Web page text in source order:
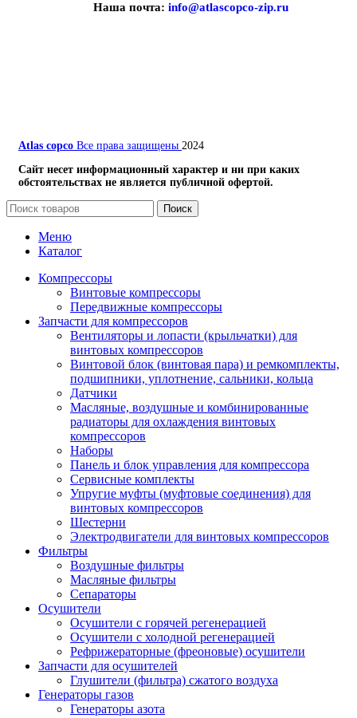
Наша почта: info@atlascopco-zip.ru
Atlas copco Все права защищены 2024
Сайт несет информационный характер и ни при каких
обстоятельствах не является публичной офертой.
Поиск
Меню
Каталог
Компрессоры
Винтовые компрессоры
Передвижные компрессоры
Запчасти для компрессоров
Вентиляторы и лопасти (крыльчатки) для
винтовых компрессоров
Винтовой блок (винтовая пара) и ремкомплекты,
подшипники, уплотнение, сальники, кольца
Датчики
Масляные, воздушные и комбинированные
радиаторы для охлаждения винтовых
компрессоров
Наборы
Панель и блок управления для компрессора
Сервисные комплекты
Упругие муфты (муфтовые соединения) для
винтовых компрессоров
Шестерни
Электродвигатели для винтовых компрессоров
Фильтры
Воздушные фильтры
Масляные фильтры
Сепараторы
Осушители
Осушители с горячей регенерацией
Осушители с холодной регенерацией
Рефрижераторные (фреоновые) осушители
Запчасти для осушителей
Глушители (фильтра) сжатого воздуха
Генераторы газов
Генераторы азота